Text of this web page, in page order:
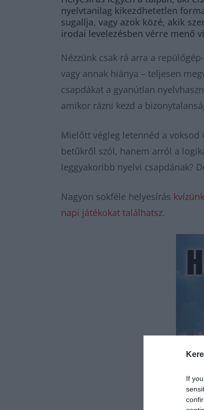
If
nyelvtanilag kikezdhetetlen
sugallja, vagy azok közé, akik
irodai levelezésben vérre menő
Nézzünk csak rá arra a
vagy annak hiánya – teljesen
csapdákat a gyanútlan
amikor rázni kezd a
Mielőtt végleg letennéd a
betűkről szól, hanem arról a
leggyakoribb nyelvi csapdának?
Nagyon sokféle helyesírás kvízünk
napi játékokat találhatsz.